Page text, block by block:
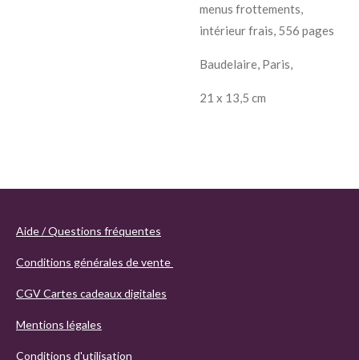
menus frottements,
intérieur frais, 556 pages
Baudelaire, Paris,
21 x 13,5 cm
Aide / Questions fréquentes
Conditions générales de vente
CGV Cartes cadeaux digitales
Mentions légales
Conditions d'utilisation